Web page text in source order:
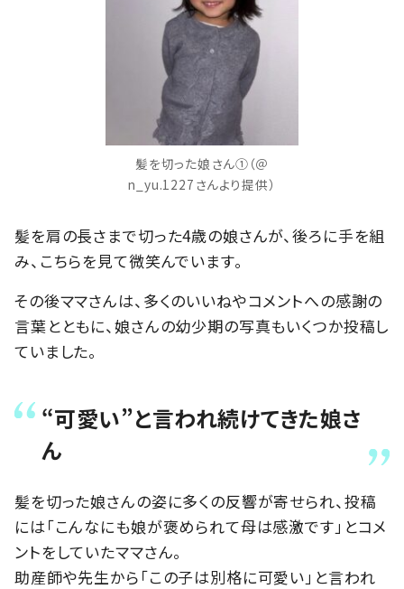
髪を切った娘さん①（＠
n_yu.1227さんより提供）
髪を肩の長さまで切った4歳の娘さんが、後ろに手を組
み、こちらを見て微笑んでいます。
その後ママさんは、多くのいいねやコメントへの感謝の
言葉とともに、娘さんの幼少期の写真もいくつか投稿し
ていました。
“可愛い”と言われ続けてきた娘さ
ん
髪を切った娘さんの姿に多くの反響が寄せられ、投稿
には「こんなにも娘が褒められて母は感激です」とコメ
ントをしていたママさん。
助産師や先生から「この子は別格に可愛い」と言われ